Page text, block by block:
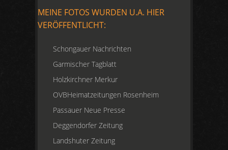
MEINE FOTOS WURDEN U.A. HIER
VERÖFFENTLICHT:
Schongauer Nachrichten
Garmischer Tagblatt
Holzkirchner Merkur
OVBHeimatzeitungen Rosenheim
Passauer Neue Presse
Deggendorfer Zeitung
Landshuter Zeitung